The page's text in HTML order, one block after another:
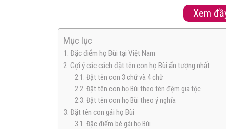
gia đình của mình
lực mạnh
Xem
Mục lục
1. Đặc điểm họ Bùi tại Việt Nam
2. Gợi ý các cách đặt tên con họ Bùi ấn tượng nhất
2.1. Đặt tên con 3 chữ và 4 chữ
2.2. Đặt tên con họ Bùi theo tên đệm gia tộc
2.3. Đặt tên con họ Bùi theo ý nghĩa
3. Đặt tên con gái họ Bùi
3.1. Đặc điểm bé gái họ Bùi